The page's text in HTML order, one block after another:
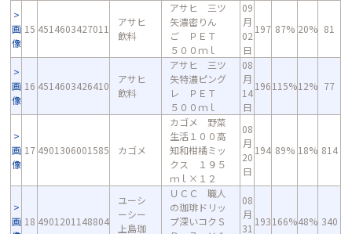
画
像
15 4514603427011
アサヒ
飲料
アサヒ 三ツ
矢濃密りん
ご ＰＥＴ
５００ｍｌ
09
月
02
日
197 87% 20% 81
画
像
16 4514603426410
アサヒ
飲料
アサヒ 三ツ
矢特濃ピング
レ ＰＥＴ
５００ｍｌ
08
月
14
日
196115%12% 77
画
像
17 4901306001585 カゴメ
カゴメ 野菜
生活１００高
知和柑橘ミッ
クス １９５
ｍｌ×１２
08
月
20
日
194 89% 18% 814
画 18 4901201148804
ユーシ
ーシー
上島珈
ＵＣＣ 職人
の珈琲ドリッ
プ深いコクＳ
08
月
31
193166%48% 340